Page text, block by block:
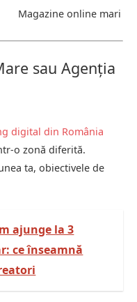
Magazine online mari
sau Agenția
digital din România
o zonă diferită.
ta, obiectivele de
ajunge la 3
ce înseamnă